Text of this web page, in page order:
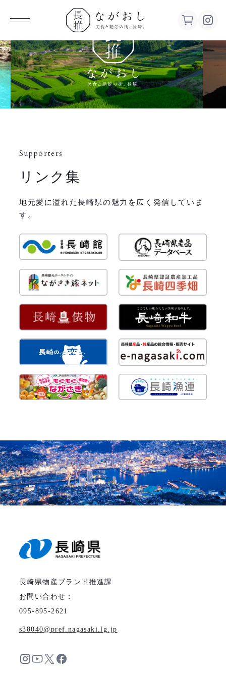
ながお
し 美食
と絶景の
Supporters
リンク集
地元愛に溢れた長崎県の魅力を広く発信していま
す。
長崎県物産ブランド推進課
お問い合わせ：
095-895-2621
s38040 pref.nagasaki.lg.jp